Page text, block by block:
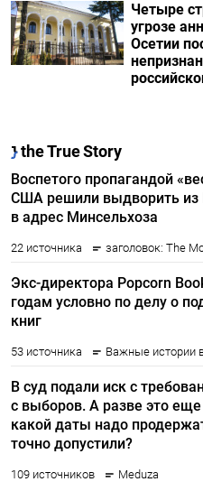
Четыре
угрозе
Осетии